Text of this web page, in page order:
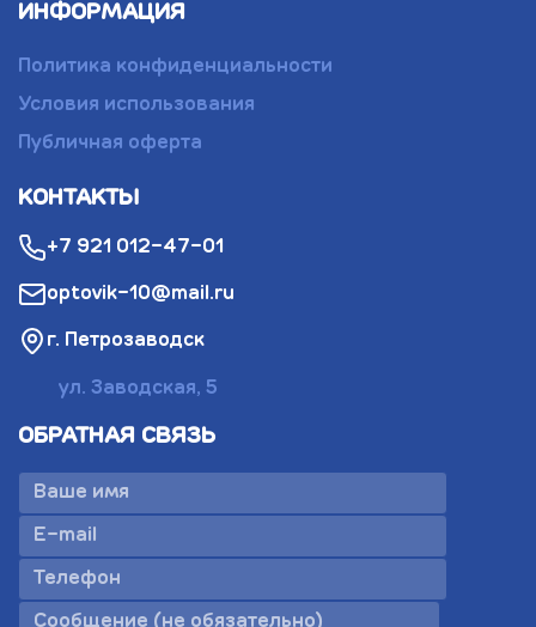
ИНФОРМАЦИЯ
Политика конфиденциальности
Условия использования
Публичная оферта
КОНТАКТЫ
+7 921 012-47-01
optovik-10@mail.ru
г. Петрозаводск
ул. Заводская, 5
ОБРАТНАЯ СВЯЗЬ